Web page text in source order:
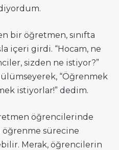
bir öğretmen, sınıfta
içeri girdi. “Hocam, ne
sizden ne istiyor?”
“Öğrenmek
istiyorlar!” dedim.
öğrencilerinde
öğrenme sürecine
Merak, öğrencilerin